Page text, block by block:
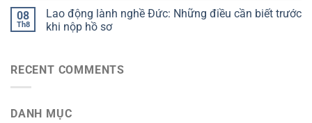
08
Th8
Lao động lành nghề Đức: Những điều cần biết trước
khi nộp hồ sơ
RECENT COMMENTS
DANH MỤC